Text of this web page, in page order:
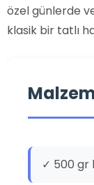
özel günlerde
klasik bir tatlı
✓ 500 gr